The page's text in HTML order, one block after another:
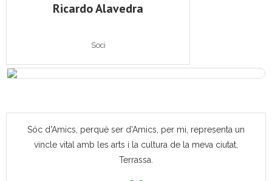
Ricardo Alavedra
Soci
Sóc d'Amics, perquè ser d'Amics, per mi, representa un
vincle vital amb les arts i la cultura de la meva ciutat,
Terrassa.